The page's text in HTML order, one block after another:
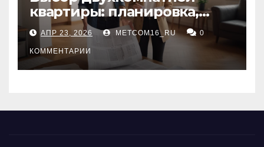
квартиры: планировка,
состояние жилья и
проверка документов
АПР 23, 2026 METCOM16_RU 0
КОММЕНТАРИИ